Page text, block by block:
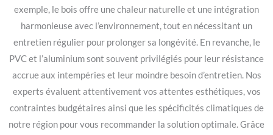
exemple, le bois offre une chaleur naturelle et une intégration
harmonieuse avec l’environnement, tout en nécessitant un
entretien régulier pour prolonger sa longévité. En revanche, le
PVC et l’aluminium sont souvent privilégiés pour leur résistance
accrue aux intempéries et leur moindre besoin d’entretien. Nos
experts évaluent attentivement vos attentes esthétiques, vos
contraintes budgétaires ainsi que les spécificités climatiques de
notre région pour vous recommander la solution optimale. Grâce